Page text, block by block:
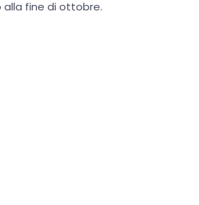
alla fine di ottobre.